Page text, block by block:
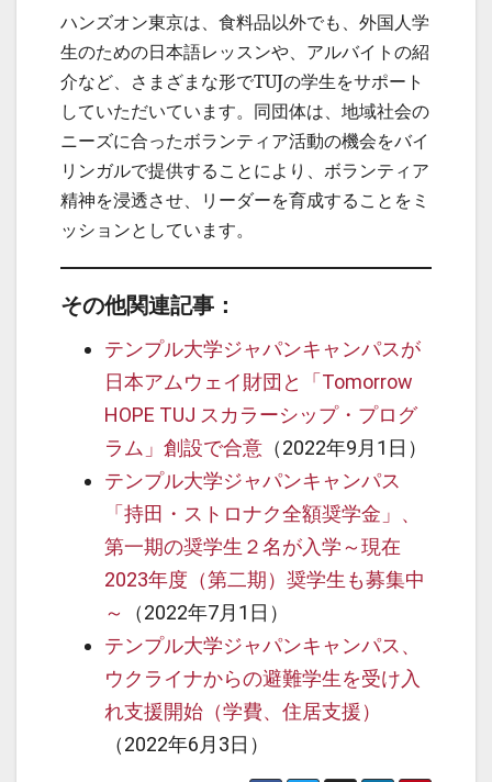
ハンズオン東京は、食料品以外でも、外国人学
生のための日本語レッスンや、アルバイトの紹
介など、さまざまな形でTUJの学生をサポート
していただいています。同団体は、地域社会の
ニーズに合ったボランティア活動の機会をバイ
リンガルで提供することにより、ボランティア
精神を浸透させ、リーダーを育成することをミ
ッションとしています。
その他関連記事：
テンプル大学ジャパンキャンパスが
日本アムウェイ財団と「Tomorrow
HOPE TUJ スカラーシップ・プログ
ラム」創設で合意 （2022年9月1日）
テンプル大学ジャパンキャンパス
「持田・ストロナク全額奨学金」、
第一期の奨学生２名が入学～現在
2023年度（第二期）奨学生も募集中
～
（2022年7月1日）
テンプル大学ジャパンキャンパス、
ウクライナからの避難学生を受け入
れ支援開始（学費、住居支援）
（2022年6月3日）